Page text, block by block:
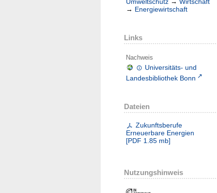
→ Energiewirtschaft
Links
Nachweis
Universitäts- und
Landesbibliothek Bonn
Dateien
Zukunftsberufe
Erneuerbare Energien
[PDF 1.85 mb]
Nutzungshinweis